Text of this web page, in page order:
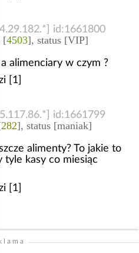
id:1661800
[4503], status [VIP]
alimenciary w czym ?
[1]
id:1661799
282], status [maniak]
alimenty? To jakie to
tyle kasy co miesiąc
[1]